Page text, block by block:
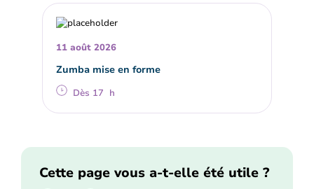
11 août 2026
Zumba mise en forme
Dès 17 h
Cette page vous a-t-elle été utile ?